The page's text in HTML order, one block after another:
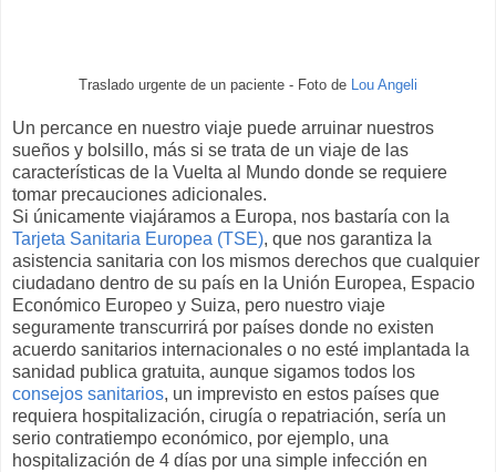
Traslado urgente de un paciente - Foto de Lou Angeli
Un percance en nuestro viaje puede arruinar nuestros
sueños y bolsillo, más si se trata de un viaje de las
características de la Vuelta al Mundo donde se requiere
tomar precauciones adicionales.
Si únicamente viajáramos a Europa, nos bastaría con la
Tarjeta Sanitaria Europea (TSE), que nos garantiza la
asistencia sanitaria con los mismos derechos que cualquier
ciudadano dentro de su país en la Unión Europea, Espacio
Económico Europeo y Suiza, pero nuestro viaje
seguramente transcurrirá por países donde no existen
acuerdo sanitarios internacionales o no esté implantada la
sanidad publica gratuita, aunque sigamos todos los
consejos sanitarios, un imprevisto en estos países que
requiera hospitalización, cirugía o repatriación, sería un
serio contratiempo económico, por ejemplo, una
hospitalización de 4 días por una simple infección en